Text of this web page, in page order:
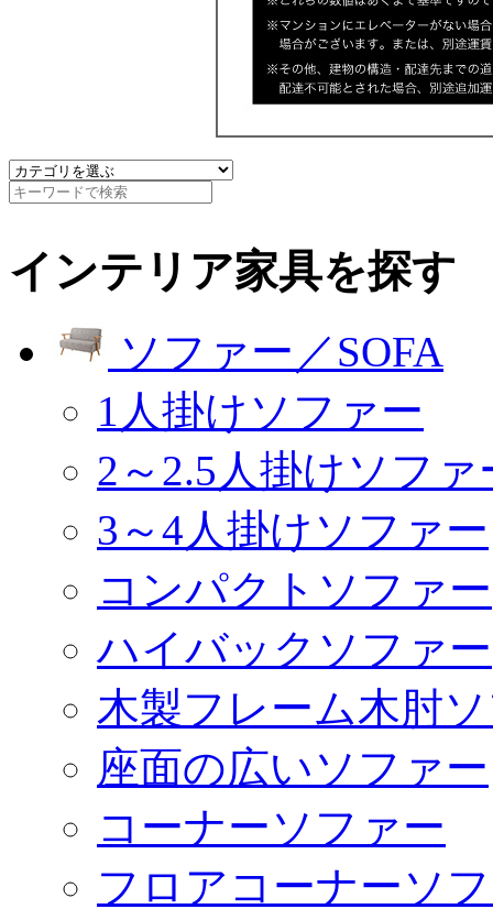
インテリア家具を探す
ソファー／SOFA
1人掛けソファー
2～2.5人掛けソファ
3～4人掛けソファー
コンパクトソファー
ハイバックソファー
木製フレーム木肘
座面の広いソファー
コーナーソファー
フロアコーナーソ